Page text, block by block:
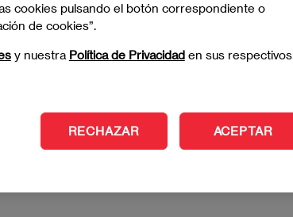
MKT, comunicación y ventas.
cookies pulsando el botón correspondiente o
de cookies”.
y nuestra Política de Privacidaden sus respectivos
RECHAZAR ACEPTAR